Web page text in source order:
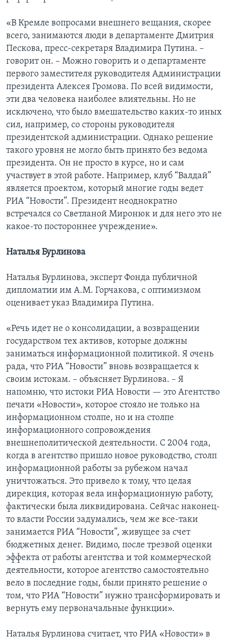
«В Кремле вопросами внешнего вещания, скорее
всего, занимаются люди в департаменте Дмитрия
Пескова, пресс-секретаря Владимира Путина. –
говорит он. – Можно говорить и о департаменте
первого заместителя руководителя Администрации
президента Алексея Громова. По всей видимости,
эти два человека наиболее влиятельны. Но не
исключено, что было вмешательство каких-то иных
сил, например, со стороны руководителя
президентской администрации. Однако решение
такого уровня не могло быть принято без ведома
президента. Он не просто в курсе, но и сам
участвует в этой работе. Например, клуб “Валдай”
является проектом, который многие годы ведет
РИА “Новости”. Президент неоднократно
встречался со Светланой Миронюк и для него это не
какое-то постороннее учреждение».
Наталья Бурлинова
Наталья Бурлинова, эксперт Фонда публичной
дипломатии им А.М. Горчакова, с оптимизмом
оценивает указ Владимира Путина.
«Речь идет не о консолидации, а возвращении
государством тех активов, которые должны
заниматься информационной политикой. Я очень
рада, что РИА “Новости” вновь возвращается к
своим истокам. – объясняет Бурлинова. – Я
напомню, что истоки РИА Новости — это Агентство
печати «Новости», которое стояло не только на
информационном столпе, но и на столпе
информационного сопровождения
внешнеполитической деятельности. С 2004 года,
когда в агентство пришло новое руководство, столп
информационной работы за рубежом начал
уничтожаться. Это привело к тому, что целая
дирекция, которая вела информационную работу,
фактически была ликвидирована. Сейчас наконец-
то власти России задумались, чем же все-таки
занимается РИА “Новости”, живущее за счет
бюджетных денег. Видимо, после трезвой оценки
эффекта от работы агентства и той коммерческой
деятельности, которое агентство самостоятельно
вело в последние годы, были принято решение о
том, что РИА “Новости” нужно трансформировать и
вернуть ему первоначальные функции».
Наталья Бурлинова считает, что РИА «Новости» в